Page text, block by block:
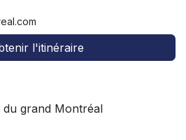
l'itinéraire
grand Montréal